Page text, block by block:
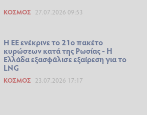
ΚΌΣΜΟΣ 27.07.2026 09:53
Η ΕΕ ενέκρινε το 21ο πακέτο
κυρώσεων κατά της Ρωσίας - Η
Ελλάδα εξασφάλισε εξαίρεση για το
LNG
ΚΌΣΜΟΣ 23.07.2026 17:17